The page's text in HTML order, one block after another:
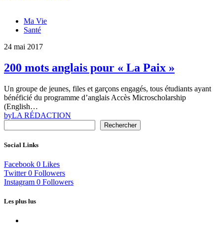
Ma Vie
Santé
24 mai 2017
200 mots anglais pour « La Paix »
Un groupe de jeunes, files et garçons engagés, tous étudiants ayant
bénéficié du programme d’anglais Accès Microscholarship
(English…
byLA RÉDACTION
Rechercher
Social Links
Facebook 0 Likes
Twitter 0 Followers
Instagram 0 Followers
Les plus lus